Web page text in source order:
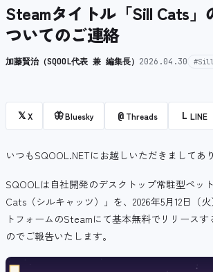
Steamタイトル「Sill Cats
ついてのご連絡
加藤賢治（SQOOL代表 兼 編集長） 2026.04.30
𝕏X 🦋Bluesky @ Threads L LINE
いつもSQOOL.NETにお越しいただきましてあ
SQOOLは自社開発のデスクトップ常駐型ペッ
Cats（シルキャッツ）」を、2026年5月12日（
トフォームのSteamにて基本無料でリリース
のでご報告いたします。